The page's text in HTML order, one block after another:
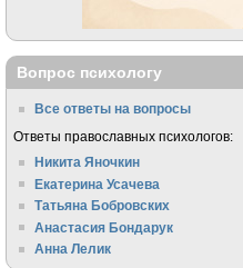
Вопрос психологу
Все ответы на вопросы
Ответы православных психологов:
Никита Яночкин
Екатерина Усачева
Татьяна Бобровских
Анастасия Бондарук
Анна Лелик